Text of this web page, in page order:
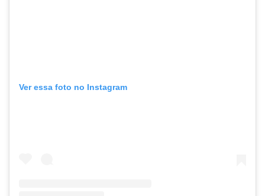
Ver essa foto no Instagram